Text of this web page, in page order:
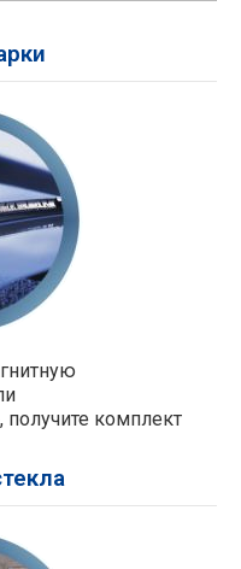
получите комплект